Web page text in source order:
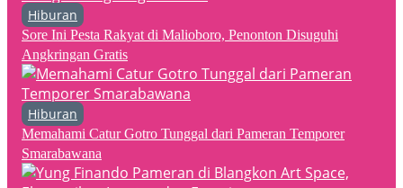
Hiburan
Sore Ini Pesta Rakyat di Malioboro, Penonton Disuguhi
Angkringan Gratis
Hiburan
Memahami Catur Gotro Tunggal dari Pameran Temporer
Smarabawana